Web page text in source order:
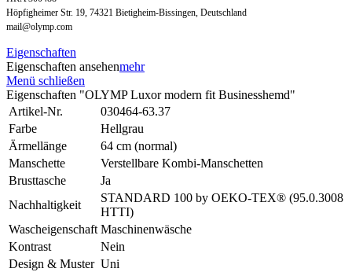
Höpfigheimer Str. 19, 74321 Bietigheim-Bissingen, Deutschland
mail@olymp.com
Eigenschaften
Eigenschaften ansehenmehr
Menü schließen
Eigenschaften "OLYMP Luxor modern fit Businesshemd"
Artikel-Nr.
030464-63.37
Farbe
Hellgrau
Ärmellänge
64 cm (normal)
Manschette
Verstellbare Kombi-Manschetten
Brusttasche
Ja
Nachhaltigkeit
STANDARD 100 by OEKO-TEX® (95.0.3008
HTTI)
Wascheigenschaft Maschinenwäsche
Kontrast
Nein
Design & Muster Uni